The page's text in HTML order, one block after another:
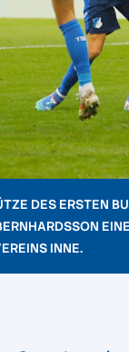
DES ERSTEN
INNE.